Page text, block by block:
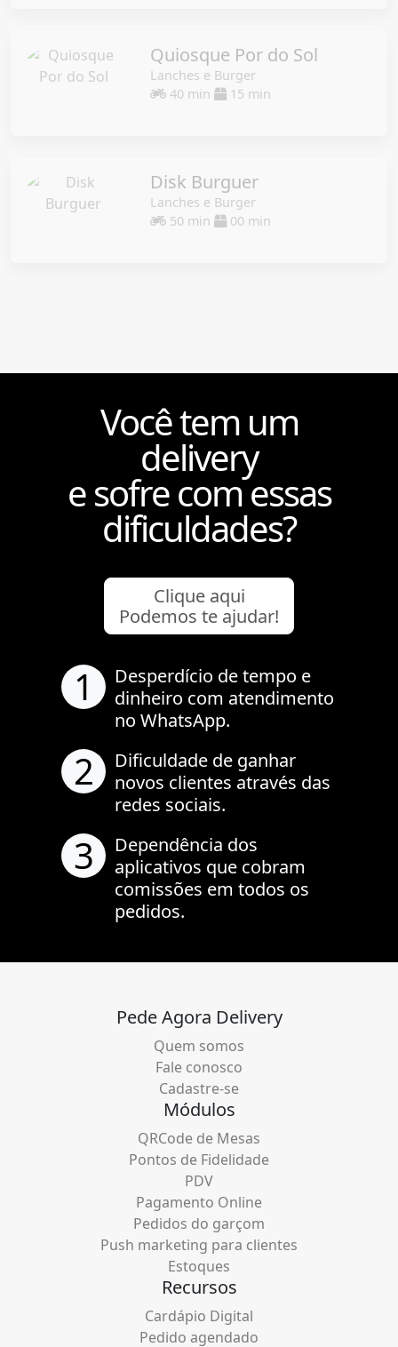
Quiosque Por do Sol
Lanches e Burger
40 min
15 min
Disk Burguer
Lanches e Burger
50 min
00 min
Você tem um
delivery
e sofre com essas
dificuldades?
Clique aqui
Podemos te ajudar!
1
Desperdício de tempo e
dinheiro com atendimento
no WhatsApp.
2
Dificuldade de ganhar
novos clientes através das
redes sociais.
3
Dependência dos
aplicativos que cobram
comissões em todos os
pedidos.
Pede Agora Delivery
Quem somos
Fale conosco
Cadastre-se
Módulos
QRCode de Mesas
Pontos de Fidelidade
PDV
Pagamento Online
Pedidos do garçom
Push marketing para clientes
Estoques
Recursos
Cardápio Digital
Pedido agendado